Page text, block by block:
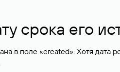
срока его
в поле «created». Хотя дата